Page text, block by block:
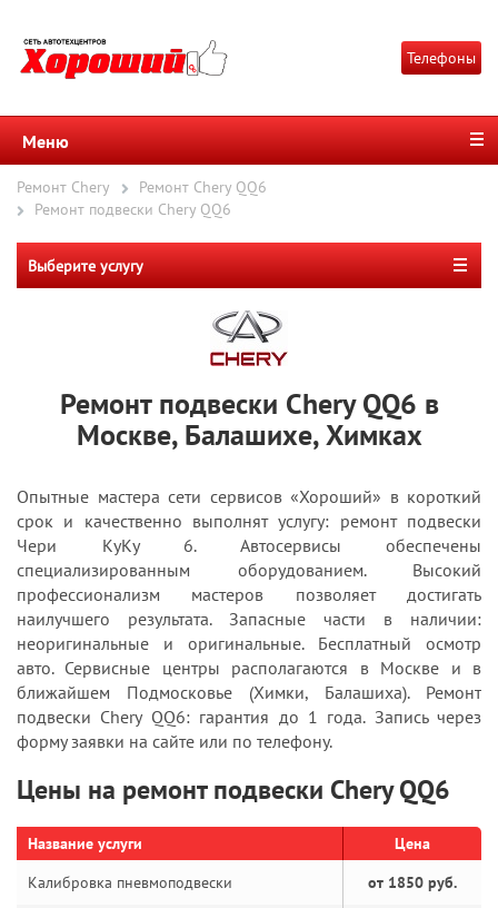
Телефоны
Меню
Ремонт Chery
Ремонт Chery QQ6
Ремонт подвески Chery QQ6
Выберите услугу
Ремонт подвески Chery QQ6 в
Москве, Балашихе, Химках
Опытные мастера сети сервисов «Хороший» в короткий
срок и качественно выполнят услугу: ремонт подвески
Чери КуКу 6. Автосервисы обеспечены
специализированным оборудованием. Высокий
профессионализм мастеров позволяет достигать
наилучшего результата. Запасные части в наличии:
неоригинальные и оригинальные. Бесплатный осмотр
авто. Сервисные центры располагаются в Москве и в
ближайшем Подмосковье (Химки, Балашиха). Ремонт
подвески Chery QQ6: гарантия до 1 года. Запись через
форму заявки на сайте или по телефону.
Цены на ремонт подвески Chery QQ6
Название услуги
Цена
Калибровка пневмоподвески
от 1850 руб.